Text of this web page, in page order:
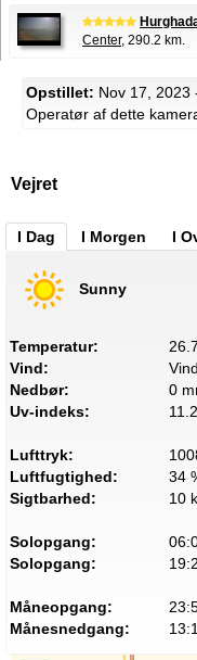
Center, 290.2 km.
Opstillet: Nov 17, 2023
Operatør af dette
Vejret
I Dag I Morgen I
Sunny
Temperatur:
Vind:
Nedbør:
0
Uv-indeks:
Lufttryk:
Luftfugtighed:
34
Sigtbarhed:
10
Solopgang:
Solopgang:
Måneopgang:
Månesnedgang: